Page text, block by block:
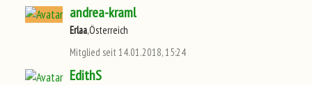
andrea-kraml
Erlaa,Österreich
Mitglied seit 14.01.2018, 15:24
EdithS